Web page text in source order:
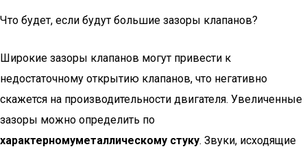
Что будет, если будут большие зазоры клапанов?
Широкие зазоры клапанов могут привести к
недостаточному открытию клапанов, что негативно
скажется на производительности двигателя. Увеличенные
зазоры можно определить по
характерномуметаллическому стуку. Звуки, исходящие